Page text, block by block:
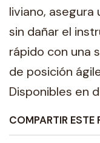
liviano,
sin dañar el
rápido con una
de posición
Disponibles en
COMPARTIR ESTE